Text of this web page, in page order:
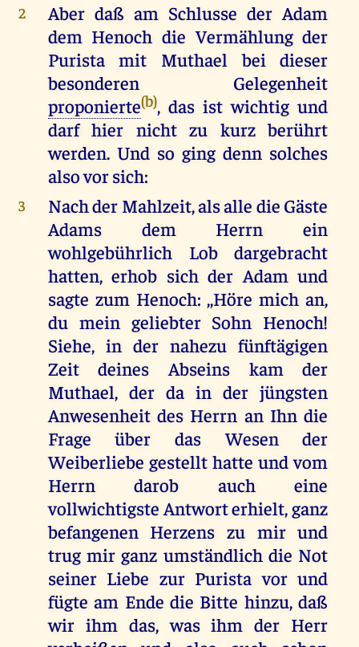
2
Aber daß am Schlusse der Adam
dem Henoch die Vermählung der
Purista mit Muthael bei dieser
besonderen Gelegenheit
proponierte(b), das ist wichtig und
darf hier nicht zu kurz berührt
werden. Und so ging denn solches
also vor sich:
3
Nach der Mahlzeit, als alle die Gäste
Adams dem Herrn ein
wohlgebührlich Lob dargebracht
hatten, erhob sich der Adam und
sagte zum Henoch: ,,Höre mich an,
du mein geliebter Sohn Henoch!
Siehe, in der nahezu fünftägigen
Zeit deines Abseins kam der
Muthael, der da in der jüngsten
Anwesenheit des Herrn an Ihn die
Frage über das Wesen der
Weiberliebe gestellt hatte und vom
Herrn darob auch eine
vollwichtigste Antwort erhielt, ganz
befangenen Herzens zu mir und
trug mir ganz umständlich die Not
seiner Liebe zur Purista vor und
fügte am Ende die Bitte hinzu, daß
wir ihm das, was ihm der Herr